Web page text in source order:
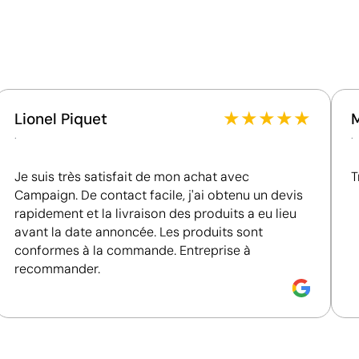
1
4 couleurs
Position:droite côté 1
maximum 4 couleurs
Fournisseur lié à une usine auditée selon une norme
reconnue, garantissant la vérification des
conditions de travail.
entreprises en matière de performance ESG.
Lionel Piquet
.
★★★★★
Je suis très satisfait de mon achat avec
Campaign. De contact facile, j'ai obtenu un devis
rapidement et la livraison des produits a eu lieu
avant la date annoncée. Les produits sont
conformes à la commande. Entreprise à
recommander.
.